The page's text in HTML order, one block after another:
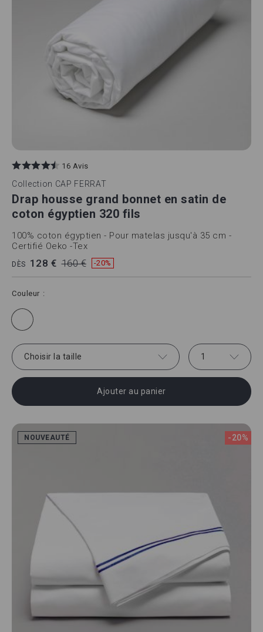
16 Avis
Collection CAP FERRAT
Drap housse grand bonnet en satin de
coton égyptien 320 fils
100% coton égyptien - Pour matelas jusqu'à 35 cm -
Certifié Oeko -Tex
DÈS 128 € 160 € -20%
Couleur
Choisir la taille 1
Ajouter au panier
NOUVEAUTÉ -20%